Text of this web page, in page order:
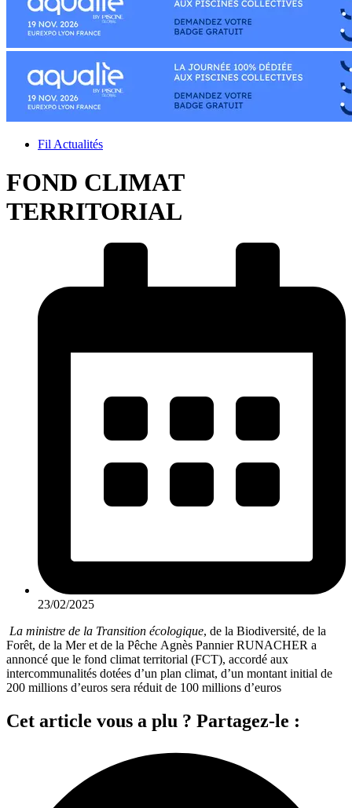
Fil Actualités
FOND CLIMAT
TERRITORIAL
23/02/2025
La ministre de la Transition écologique, de la Biodiversité, de la
Forêt, de la Mer et de la Pêche Agnès Pannier RUNACHER a
annoncé que le fond climat territorial (FCT), accordé aux
intercommunalités dotées d’un plan climat, d’un montant initial de
200 millions d’euros sera réduit de 100 millions d’euros
Cet article vous a plu ? Partagez-le :